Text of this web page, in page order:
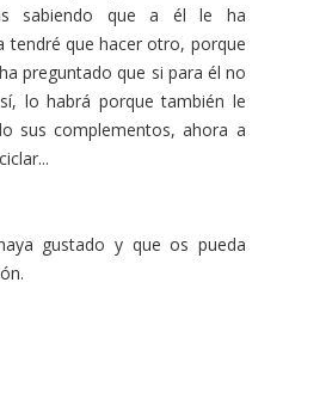
sabiendo que a él le ha
tendré que hacer otro, porque
preguntado que si para él no
lo habrá porque también le
sus complementos, ahora a
gustado y que os pueda